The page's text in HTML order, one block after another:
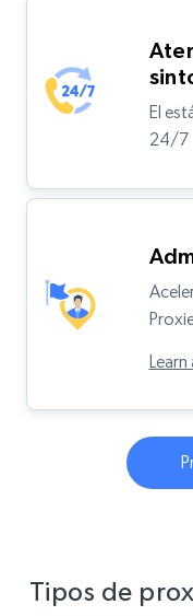
El
24/7
Tipos de